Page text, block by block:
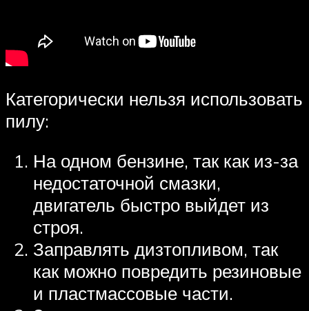
Категорически нельзя использовать
пилу:
На одном бензине, так как из-за
недостаточной смазки,
двигатель быстро выйдет из
строя.
Заправлять дизтопливом, так
как можно повредить резиновые
и пластмассовые части.